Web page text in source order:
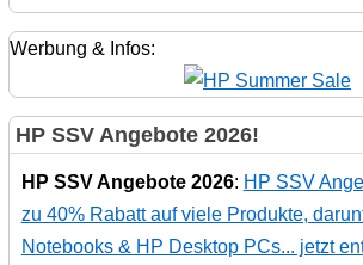
Werbung & Infos:
HP SSV Angebote 2026!
HP SSV Angebote 2026: HP SSV
zu 40% Rabatt auf viele Produkte,
Notebooks & HP Desktop PCs... jetzt